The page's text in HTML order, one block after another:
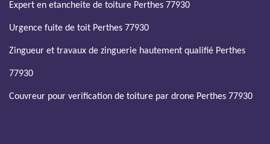
Expert en etancheite de toiture Perthes 77930
Urgence fuite de toit Perthes 77930
Zingueur et travaux de zinguerie hautement qualifié Perthes
77930
Couvreur pour verification de toiture par drone Perthes 77930